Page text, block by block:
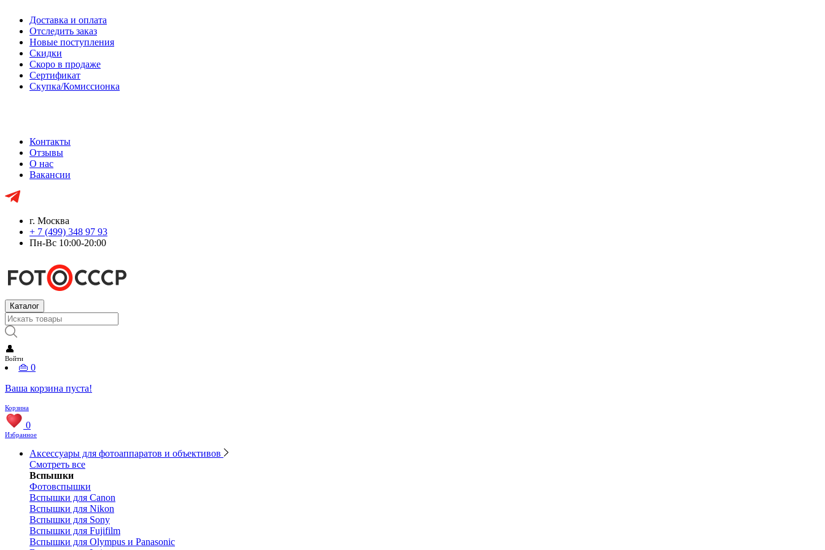
Доставка и оплата
Отследить заказ
Новые поступления
Скидки
Скоро в продаже
Сертификат
Скупка/Комиссионка
Контакты
Отзывы
О нас
Вакансии
г. Москва
+ 7 (499) 348 97 93
Пн-Вс 10:00-20:00
Каталог
👤
Войти
👜 0
Ваша корзина пуста!
Корзина
0
Избранное
Аксессуары для фотоаппаратов и объективов
Смотреть все
Вспышки
Фотовспышки
Вспышки для Canon
Вспышки для Nikon
Вспышки для Sony
Вспышки для Fujifilm
Вспышки для Olympus и Panasonic